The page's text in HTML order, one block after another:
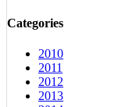
Categories
2010
2011
2012
2013